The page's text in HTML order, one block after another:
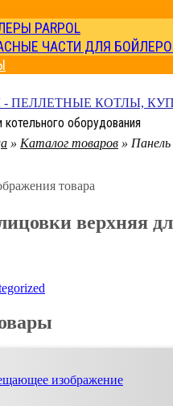
PARPOL
ЧАСТИ ДЛЯ
ПЕЛЛЕТНЫЕ КОТЛЫ,
оборудования
» Каталог товаров »
верхняя